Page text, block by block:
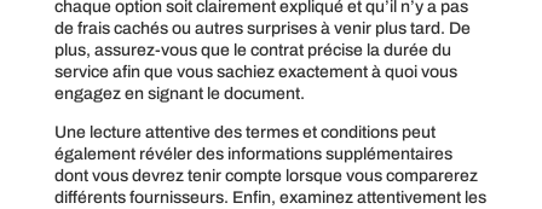
chaque option soit clairement expliqué et qu’il n’y a pas
de frais cachés ou autres surprises à venir plus tard. De
plus, assurez-vous que le contrat précise la durée du
service afin que vous sachiez exactement à quoi vous
engagez en signant le document.
Une lecture attentive des termes et conditions peut
également révéler des informations supplémentaires
dont vous devrez tenir compte lorsque vous comparerez
différents fournisseurs. Enfin, examinez attentivement les